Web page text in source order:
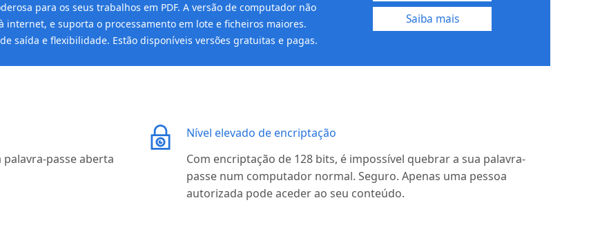
para os seus trabalhos em PDF. A versão de computador não
internet, e suporta o processamento em lote e ficheiros maiores.
saída e flexibilidade. Estão disponíveis versões gratuitas e pagas.
Saiba mais
passe aberta
Nível elevado de encriptação
Com encriptação de 128 bits, é impossível quebrar a sua palavra-
passe num computador normal. Seguro. Apenas uma pessoa
autorizada pode aceder ao seu conteúdo.